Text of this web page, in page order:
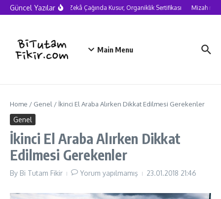
Skip to content
Güncel YazılarYapay Zekâ Çağında Kusur, Organiklik Sertifikası Mizah
Main Menu
Home / Genel / İkinci El Araba Alırken Dikkat Edilmesi Gerekenler
Genel
İkinci El Araba Alırken Dikkat
Edilmesi Gerekenler
By Bi Tutam Fikir Yorum yapılmamış 23.01.2018 21:46